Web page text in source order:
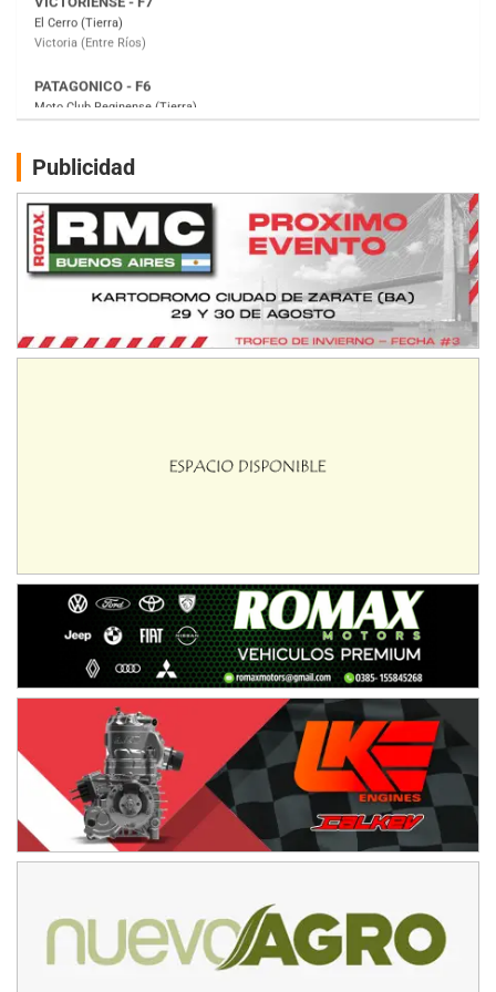
Gral. E. Godoy (Río Negro)
Juventud Unida (Tierra)
Humboldt (Santa Fe)
Ciudad de Avellaneda (Asfalto)
SUR SANTAFESINO - F4
José Samuel Sánchez (Tierra)
Rufino (Santa Fe)
Juan Navarro (Asfalto)
El Timbó (Tucumán)
IAME SERIES ARGENTINA 6
Trenque Lauquen (Buenos Aires)
ENTRERRIANO - F6 (POSTERGADA)
Parque de la Velocidad (Asfalto)
Villaguay (Entre Ríos)
VICTORIENSE - F7
El Cerro (Tierra)
Victoria (Entre Ríos)
PATAGONICO - F6
Moto Club Reginense (Tierra)
Gral. E. Godoy (Río Negro)
Humboldt (Santa Fe)
NORESTE SANTAFESINO - F6
Publicidad